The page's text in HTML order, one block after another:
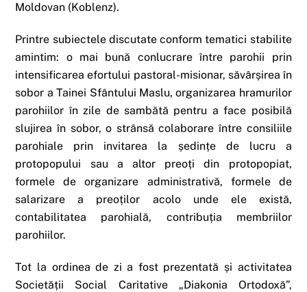
Moldovan (Koblenz).
Printre subiectele discutate conform tematici stabilite
amintim: o mai bună conlucrare între parohii prin
intensificarea efortului pastoral-misionar, săvârșirea în
sobor a Tainei Sfântului Maslu, organizarea hramurilor
parohiilor în zile de sambătă pentru a face posibilă
slujirea în sobor, o strânsă colaborare între consiliile
parohiale prin invitarea la ședințe de lucru a
protopopului sau a altor preoți din protopopiat,
formele de organizare administrativă, formele de
salarizare a preoților acolo unde ele există,
contabilitatea parohială, contribuția membriilor
parohiilor.
Tot la ordinea de zi a fost prezentată și activitatea
Societății Social Caritative „Diakonia Ortodoxă”,